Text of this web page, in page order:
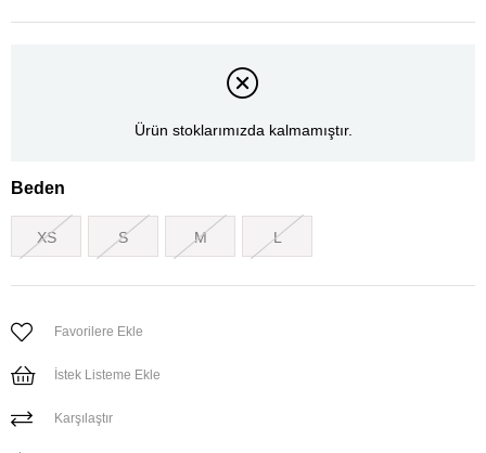
Ürün stoklarımızda kalmamıştır.
Beden
XS S M L
Favorilere Ekle
İstek Listeme Ekle
Karşılaştır